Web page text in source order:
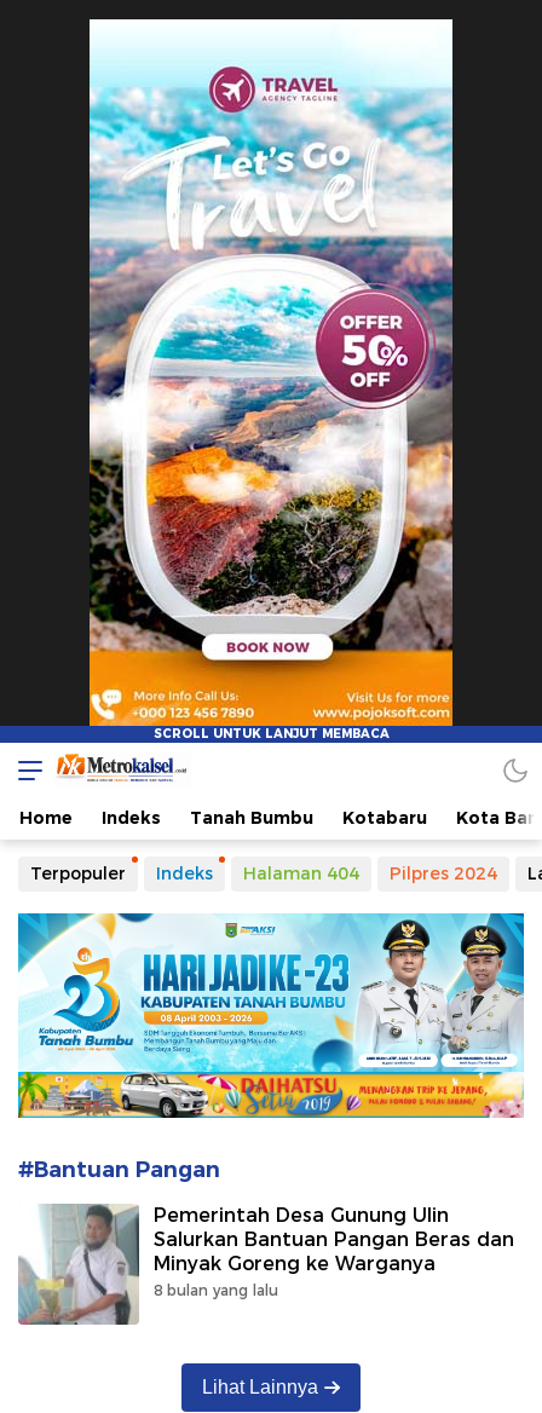
Metro Kalsel
Media Online Terkini, Faktual dan Mendidik
Home Indeks Tanah Bumbu Kotabaru Kota
Terpopuler Indeks Halaman 404 Pilpres 2024
#Bantuan Pangan
Pemerintah Desa Gunung Ulin
Salurkan Bantuan Pangan Beras dan
Minyak Goreng ke Warganya
8 bulan yang lalu
Lihat Lainnya